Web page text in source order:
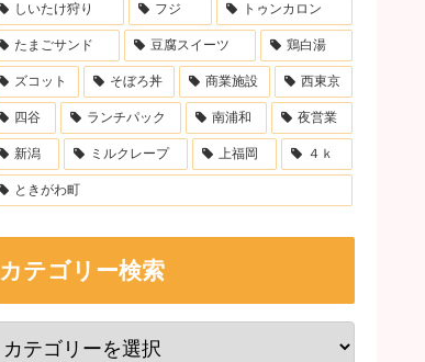
しいたけ狩り フジ トゥンカロン
たまごサンド 豆腐スイーツ 鶏白湯
ズコット そぼろ丼 商業施設 西東京
四谷 ランチパック 南浦和 夜営業
新潟 ミルクレープ 上福岡 ４ｋ
ときがわ町
カテゴリー検索